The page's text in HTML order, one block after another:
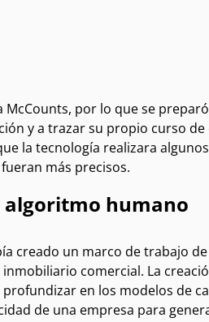
McCounts, por lo que se
y a trazar su propio curso
la tecnología realizara
más precisos.
algoritmo humano
creado un marco de trabajo
comercial. La
en los modelos de
de una empresa para